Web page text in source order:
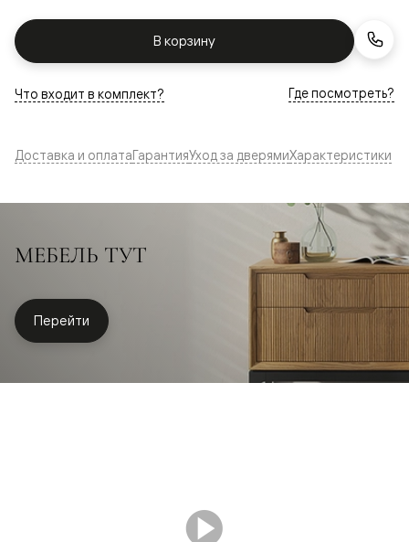
В корзину
Что входит в комплект? Где посмотреть?
Доставка и оплатаГарантияУход за дверямиХарактеристики
МЕБЕЛЬ ТУТ
Перейти